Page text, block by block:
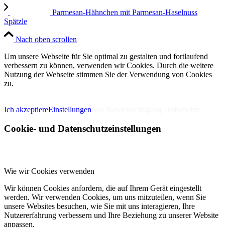
Parmesan-Hähnchen mit Parmesan-Haselnuss
Spätzle
Nach oben scrollen
Um unsere Webseite für Sie optimal zu gestalten und fortlaufend
verbessern zu können, verwenden wir Cookies. Durch die weitere
Nutzung der Webseite stimmen Sie der Verwendung von Cookies
zu.
Ich akzeptiereEinstellungen
Cookie- und Datenschutzeinstellungen
Wie wir Cookies verwenden
Wir können Cookies anfordern, die auf Ihrem Gerät eingestellt
werden. Wir verwenden Cookies, um uns mitzuteilen, wenn Sie
unsere Websites besuchen, wie Sie mit uns interagieren, Ihre
Nutzererfahrung verbessern und Ihre Beziehung zu unserer Website
anpassen.